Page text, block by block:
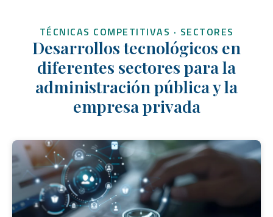
TÉCNICAS COMPETITIVAS · SECTORES
Desarrollos tecnológicos en
diferentes sectores para la
administración pública y la
empresa privada